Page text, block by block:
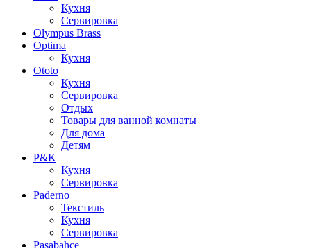
Кухня
Сервировка
Olympus Brass
Optima
Кухня
Ototo
Кухня
Сервировка
Отдых
Товары для ванной комнаты
Для дома
Детям
P&K
Кухня
Сервировка
Paderno
Текстиль
Кухня
Сервировка
Pasabahce